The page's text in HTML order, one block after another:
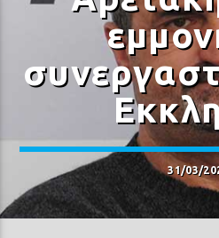
Current track
ΒΕΝΖΙΝΑΔΙΚΟ
ΑΛΚΗΣΤΙΣ ΠΡΩΤΟΨΑΛΤΗ &
31/03/